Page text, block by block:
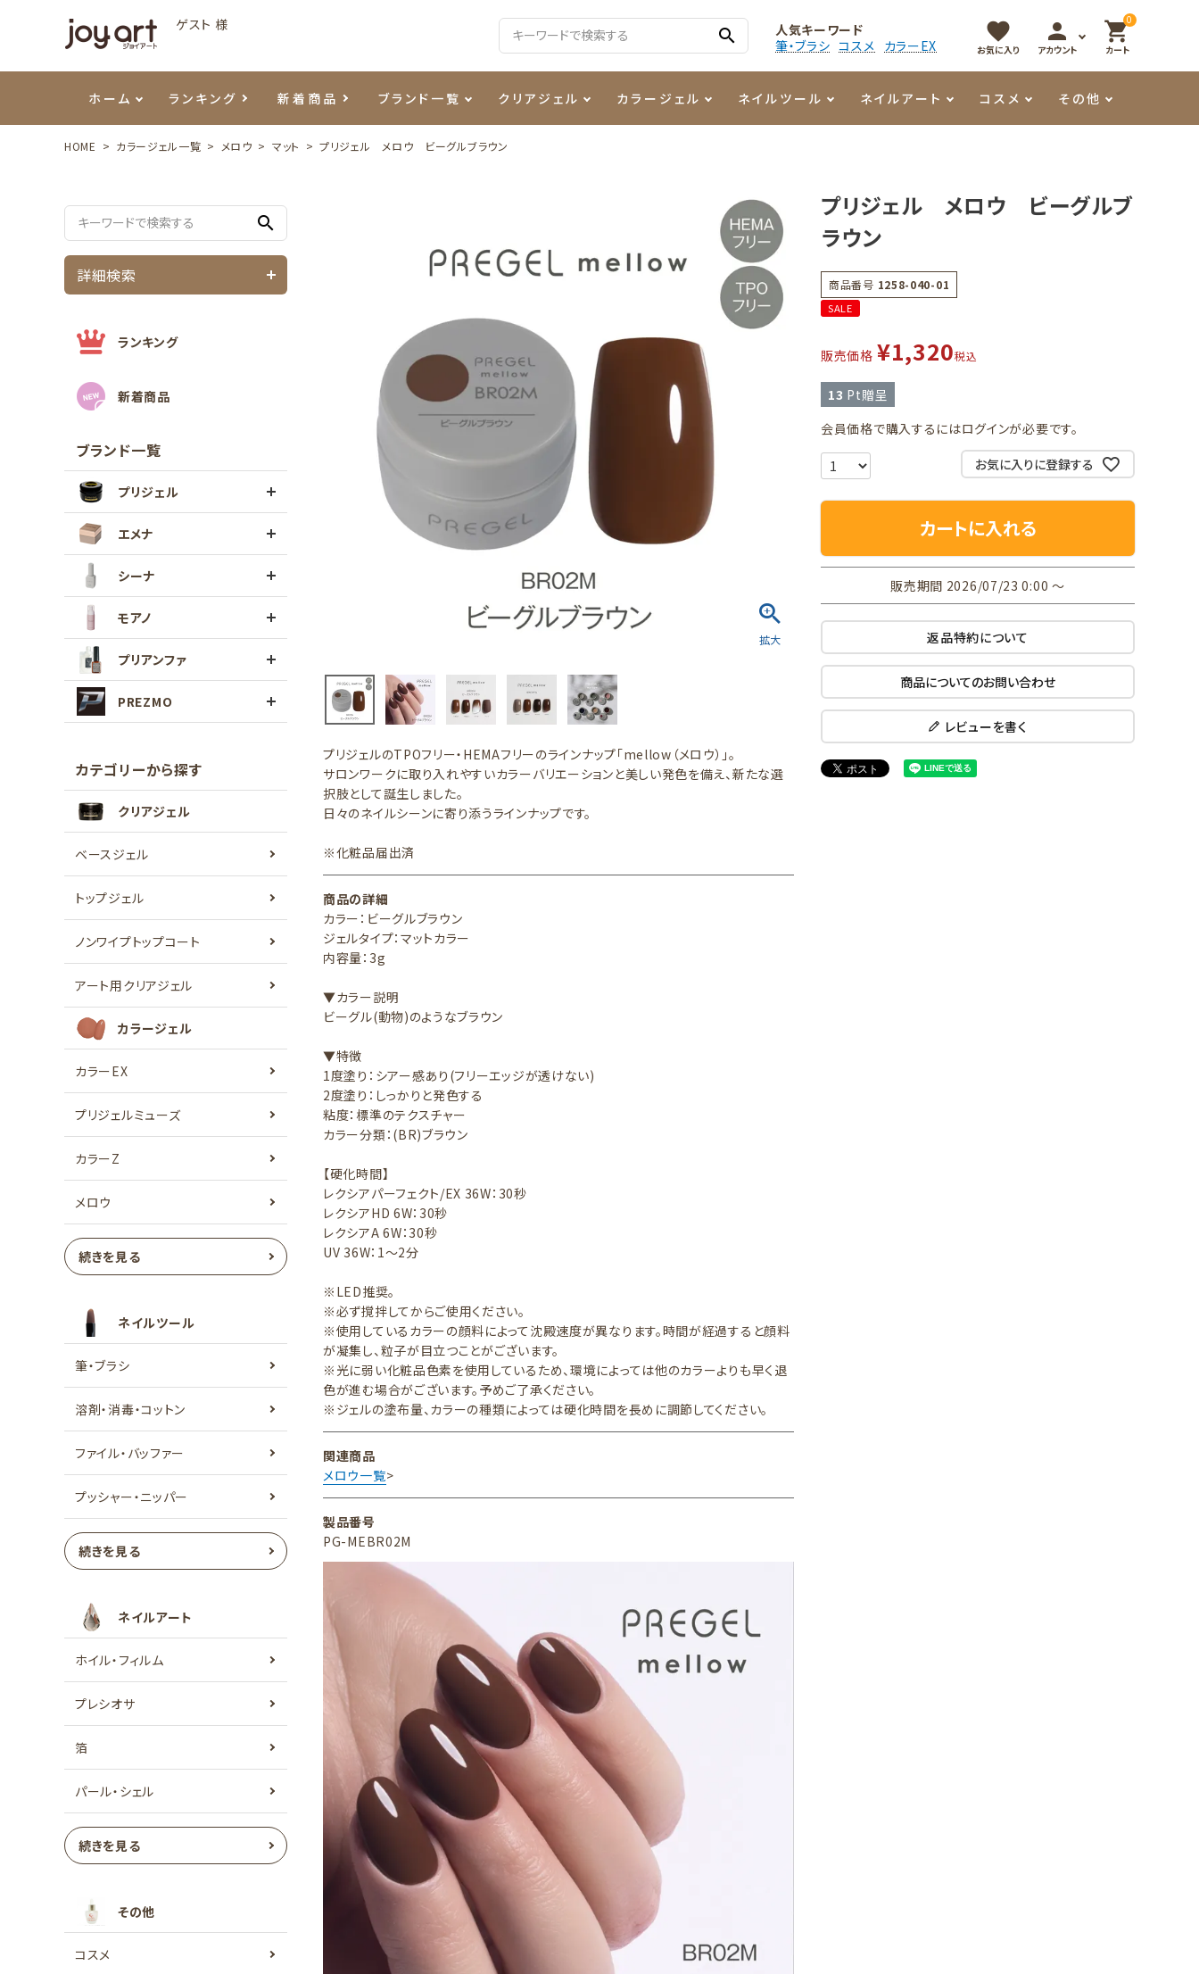
ゲスト 様
search
人気キーワード
筆・ブラシ コスメ カラーEX
favorite
お気に入り
person
アカウント
0
shopping_cart
カート
ホーム ランキング 新着商品 ブランド一覧
モアノ
クリアジェル カラージェル
ウェービージェル ニュアンスジェル
マグネティジェル マグネティフラッシュジェル メタリックジェル
フラッシュジェル シーナカラージェルポリッシュ その他カラージェル
ネイルツール
ネイルケア用品 チャート・チップ関連
ネイルマシン その他ネイルツール
ネイルアート
メタルパーツ
コスメ その他
HOME カラージェル一覧 メロウ マット プリジェル メロウ ビーグルブラウン
search
詳細検索
ランキング
新着商品
ブランド一覧
プリジェル
エメナ
シーナ
モアノ
プリアンファ
PREZMO
カテゴリーから探す
クリアジェル
ベースジェル
トップジェル
ノンワイプトップコート
アート用クリアジェル
カラージェル
カラーEX
プリジェルミューズ
カラーZ
メロウ
続きを見る
ネイルツール
筆・ブラシ
溶剤・消毒・コットン
ファイル・バッファー
プッシャー・ニッパー
続きを見る
ネイルアート
ホイル・フィルム
プレシオサ
箔
パール・シェル
続きを見る
その他
コスメ
プリジェルのTPOフリー・HEMAフリーのラインナップ「mellow（メロウ）」。
サロンワークに取り入れやすいカラーバリエーションと美しい発色を備え、新たな選
択肢として誕生しました。
日々のネイルシーンに寄り添うラインナップです。
※化粧品届出済
商品の詳細
カラー：ビーグルブラウン
ジェルタイプ：マットカラー
内容量：3g
▼カラー説明
ビーグル(動物)のようなブラウン
▼特徴
1度塗り：シアー感あり(フリーエッジが透けない)
2度塗り：しっかりと発色する
粘度：標準のテクスチャー
カラー分類：(BR)ブラウン
【硬化時間】
レクシアパーフェクト/EX 36W：30秒
レクシアHD 6W：30秒
レクシアA 6W：30秒
UV 36W：1～2分
※LED推奨。
※必ず撹拌してからご使用ください。
※使用しているカラーの顔料によって沈殿速度が異なります。時間が経過すると顔料
が凝集し、粒子が目立つことがございます。
※光に弱い化粧品色素を使用しているため、環境によっては他のカラーよりも早く退
色が進む場合がございます。予めご了承ください。
※ジェルの塗布量、カラーの種類によっては硬化時間を長めに調節してください。
関連商品
メロウ一覧>
製品番号
PG-MEBR02M
プリジェル メロウ ビーグルブ
ラウン
商品番号 1258-040-01
SALE
販売価格 ¥1,320税込
13 Pt贈呈
会員価格で購入するにはログインが必要です。
お気に入りに登録する
カートに入れる
販売期間 2026/07/23 0:00 〜
返品特約について
商品についてのお問い合わせ
レビューを書く